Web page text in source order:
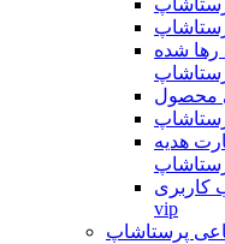
رها شده
محصول
هدیه
کاربری
vip
پرستاشاپ